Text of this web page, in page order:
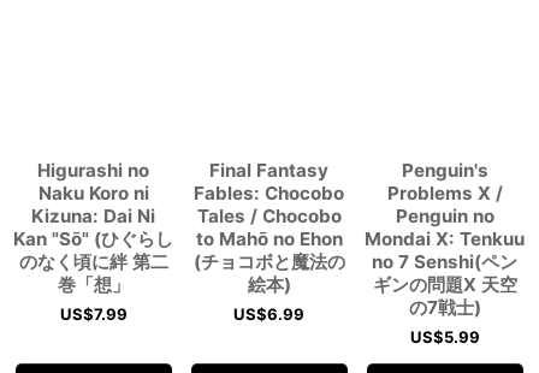
Higurashi no
Naku Koro ni
Kizuna: Dai Ni
Kan "Sō" (ひぐらし
のなく頃に絆 第二
巻「想」
US$7.99
Final Fantasy
Fables: Chocobo
Tales / Chocobo
to Mahō no Ehon
(チョコボと魔法の
絵本)
US$6.99
Penguin's
Problems X /
Penguin no
Mondai X: Tenkuu
no 7 Senshi(ペン
ギンの問題X 天空
の7戦士)
US$5.99